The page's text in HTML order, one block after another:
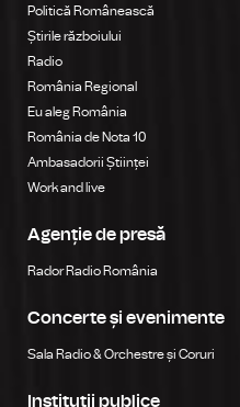
Politică Românească
Știrile războiului
Radio
România Regional
Eu aleg România
România de Nota 10
Ambasadorii Științei
Work and live
Agenție de presă
Rador Radio România
Concerte și evenimente
Sala Radio & Orchestre și Coruri
Instituții publice